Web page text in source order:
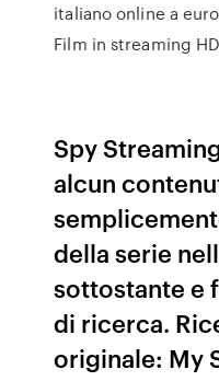
italiano online a
Film in streaming
Spy
alcun
della serie
sottostante e
di ricerca.
originale: My